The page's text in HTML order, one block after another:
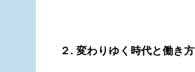
２. 変わりゆく時代と働き方